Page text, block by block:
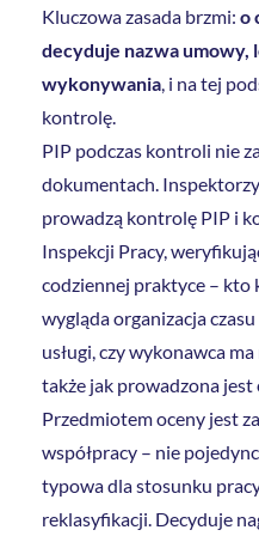
Kluczowa zasada brzmi: o
decyduje nazwa umowy,
wykonywania , i na tej
kontrolę.
PIP podczas kontroli nie
dokumentach.
prowadzą kontrolę PIP i
Inspekcji Pracy,
codziennej praktyce – kto
wygląda organizacja
usługi, czy wykonawca
także jak prowadzona jest
Przedmiotem oceny jest
współpracy – nie
typowa dla stosunku
reklasyfikacji. Decyduje